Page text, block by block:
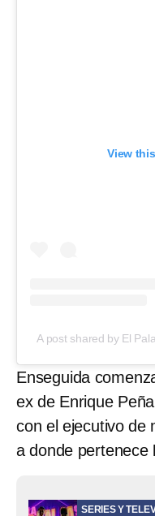
View
A post shared by El
Enseguida
ex de Enrique
con el ejecutivo de
a donde pertenece
SERIES Y